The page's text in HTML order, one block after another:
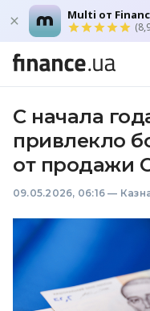
Multi от
С начала
привлекло
от продажи
09.05.2026, 06:16 —